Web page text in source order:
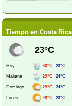
Tiempo en Costa Rica